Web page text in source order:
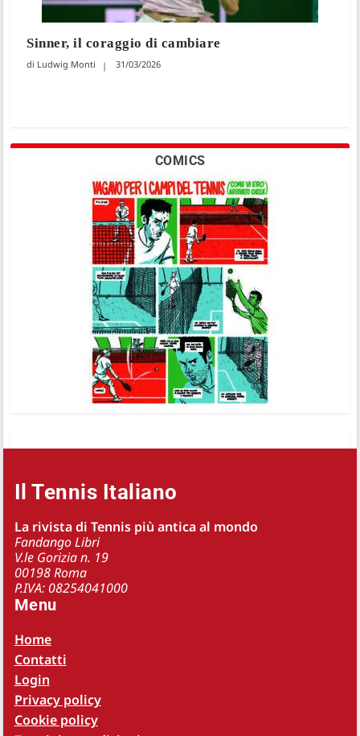
Sinner, il coraggio di cambiare
Ludwig Monti 31/03/2026
COMICS
Il Tennis Italiano
La rivista di Tennis più antica al mondo
Fandango Libri
V.le Gorizia n. 19
00198 Roma
P.IVA: 08254041000
Menu
Home
Contatti
Login
Privacy policy
Cookie policy